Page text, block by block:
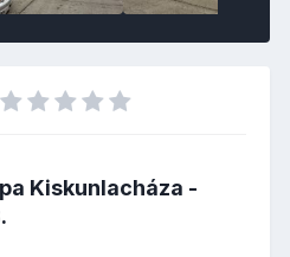
Kiskunlacháza -